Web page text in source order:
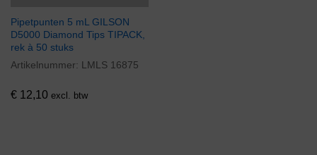
Pipetpunten 5 mL GILSON
D5000 Diamond Tips TIPACK,
rek à 50 stuks
Artikelnummer: LMLS 16875
€ 12,10 excl. btw